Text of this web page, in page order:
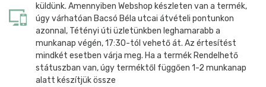
küldünk. Amennyiben Webshop készleten van a termék,
úgy várhatóan Bacsó Béla utcai átvételi pontunkon
azonnal, Tétényi úti üzletünkben leghamarabb a
munkanap végén, 17:30-tól vehető át. Az értesítést
mindkét esetben várja meg. Ha a termék Rendelhető
státuszban van, úgy terméktől függően 1-2 munkanap
alatt készítjük össze